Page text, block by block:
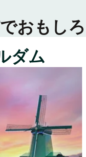
おもし
ダム